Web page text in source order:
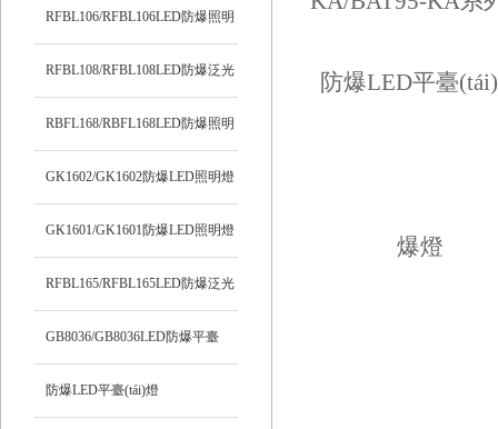
RFBL106/RFBL106LED防爆照明
燈
RFBL108/RFBL108LED防爆泛光
燈
RBFL168/RBFL168LED防爆照明
燈
GK1602/GK1602防爆LED照明燈
GK1601/GK1601防爆LED照明燈
RFBL165/RFBL165LED防爆泛光
燈
GB8036/GB8036LED防爆平臺
(tái)燈
防爆LED平臺(tái)燈